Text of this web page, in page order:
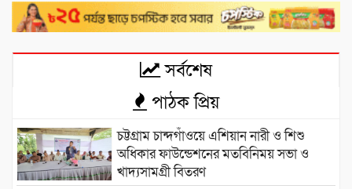
সর্বশেষ
পাঠক প্রিয়
চট্টগ্রাম চান্দগাঁওয়ে এশিয়ান নারী ও শিশু
অধিকার ফাউন্ডেশনের মতবিনিময় সভা ও
খাদ্যসামগ্রী বিতরণ